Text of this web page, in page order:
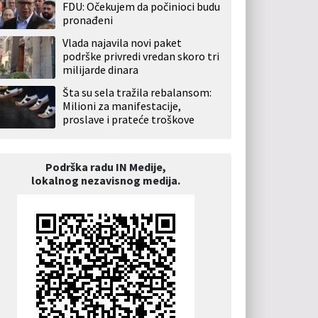
FDU: Očekujem da počinioci budu
pronađeni
Vlada najavila novi paket
podrške privredi vredan skoro tri
milijarde dinara
Šta su sela tražila rebalansom:
Milioni za manifestacije,
proslave i prateće troškove
Podrška radu IN Medije,
lokalnog nezavisnog medija.